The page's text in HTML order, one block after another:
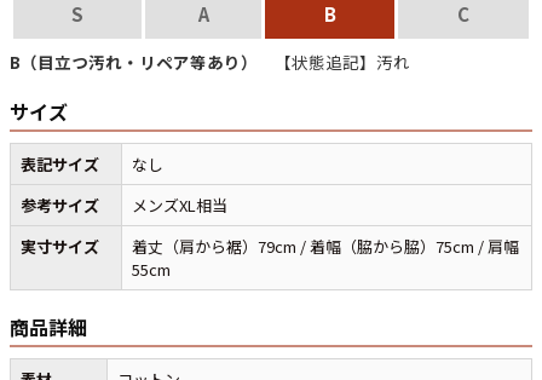
パンツ
W30以下 W31,W32 W33,W34
W35,W36 W37以上
Search by Maniacマニアックから探す
バンド
Tシャツ
アニメ
映画
USA製
S A B C
B（目立つ汚れ・リペア等あり） 【状態追記】汚れ
サイズ
表記サイズ
なし
参考サイズ
メンズXL相当
実寸サイズ
着丈（肩から裾）79cm / 着幅（脇から脇）75cm / 肩幅
55cm
商品詳細